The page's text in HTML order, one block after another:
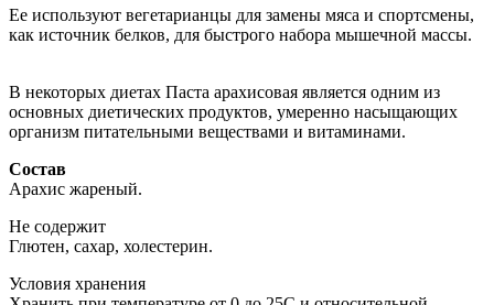
Ее используют вегетарианцы для замены мяса и спортсмены,
как источник белков, для быстрого набора мышечной массы.
В некоторых диетах Паста арахисовая является одним из
основных диетических продуктов, умеренно насыщающих
организм питательными веществами и витаминами.
Состав
Арахис жареный.
Не содержит
Глютен, сахар, холестерин.
Условия хранения